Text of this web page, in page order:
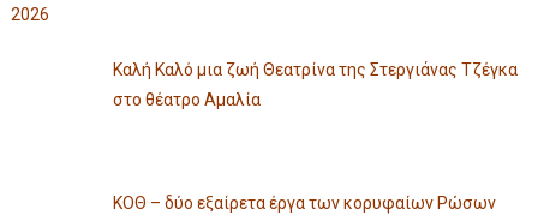
2026
Καλή Καλό μια ζωή Θεατρίνα της Στεργιάνας Τζέγκα
στο θέατρο Αμαλία
ΚΟΘ – δύο εξαίρετα έργα των κορυφαίων Ρώσων